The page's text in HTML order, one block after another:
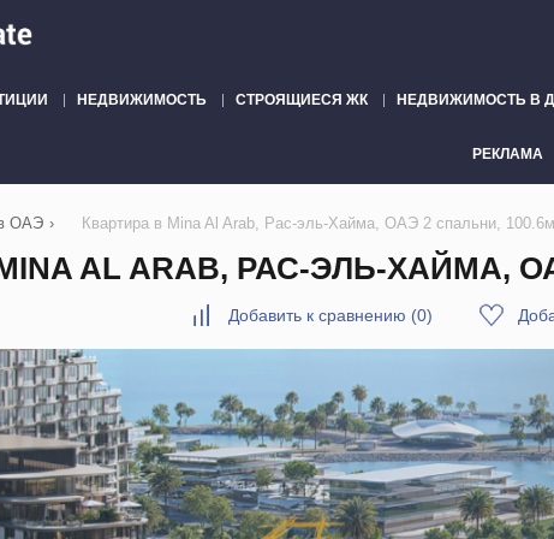
НЕДВИЖИМОСТЬ СТРОЯЩИЕСЯ ЖК НЕДВИЖИМОСТЬ В
РЕКЛАМА
ОАЭ › Квартира в Mina Al Arab, Рас-эль-Хайма, ОАЭ 2 спальни,
AL ARAB, РАС-ЭЛЬ-ХАЙМА,
Добавить к сравнению (0)